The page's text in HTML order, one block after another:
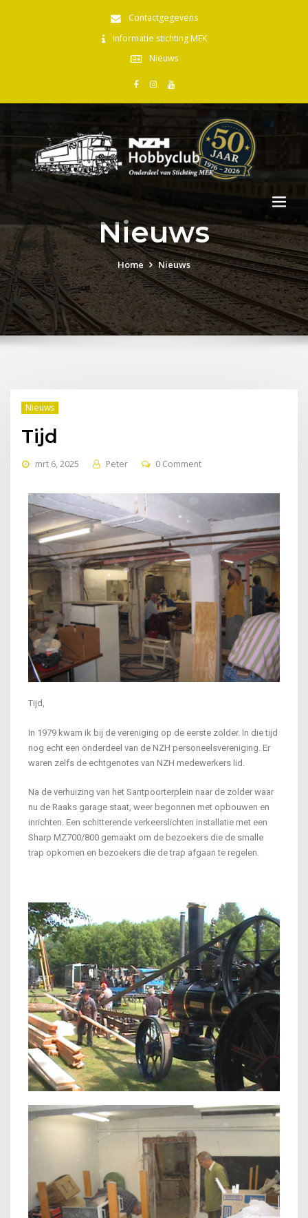
Contactgegevens
Informatie stichting MEK
Nieuws
Nieuws
Home Nieuws
Nieuws
Tijd
mrt 6, 2025 Peter 0 Comment
Tijd,
In 1979 kwam ik bij de vereniging op de eerste zolder. In die tijd
nog echt een onderdeel van de NZH personeelsvereniging. Er
waren zelfs de echtgenotes van NZH medewerkers lid.
Na de verhuizing van het Santpoorterplein naar de zolder waar
nu de Raaks garage staat, weer begonnen met opbouwen en
inrichten. Een schitterende verkeerslichten installatie met een
Sharp MZ700/800 gemaakt om de bezoekers die de smalle
trap opkomen en bezoekers die de trap afgaan te regelen.